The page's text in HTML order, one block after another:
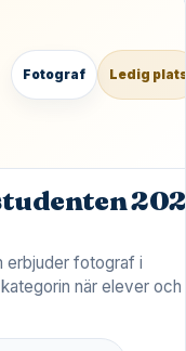
Fotograf Ledig
erbjuder fotograf i
när elever och